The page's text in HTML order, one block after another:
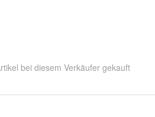
bei diesem Verkäufer gekauft